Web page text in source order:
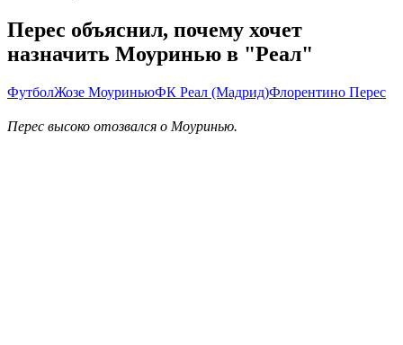
Перес объяснил, почему хочет
назначить Моуринью в "Реал"
ФутболЖозе МоуриньюФК Реал (Мадрид)Флорентино Перес
Перес высоко отозвался о Моуринью.